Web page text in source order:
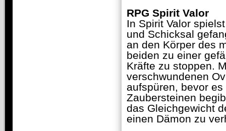
RPG Spirit Valor
In Spirit Valor
und Schicksal
an den Körper des
beiden zu einer
Kräfte zu stoppen.
verschwundenen
aufspüren, bevor
Zaubersteinen
das Gleichgewicht
einen Dämon zu